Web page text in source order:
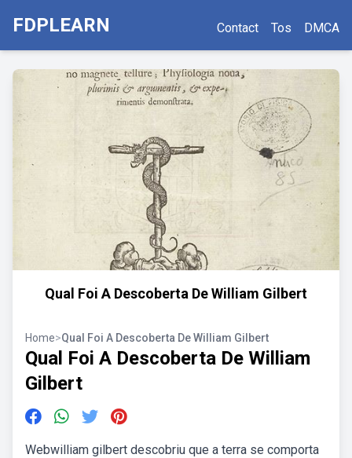
FDPLEARN Contact Tos DMCA
Qual Foi A Descoberta De William Gilbert
Home>Qual Foi A Descoberta De William Gilbert
Qual Foi A Descoberta De William
Gilbert
Webwilliam gilbert descobriu que a terra se comporta